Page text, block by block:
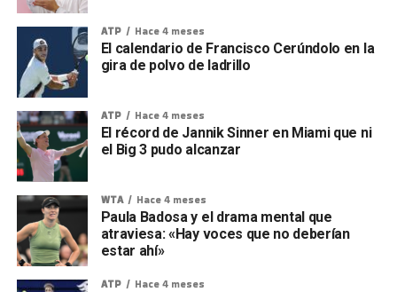
ATP Hace 4 meses
El calendario de Francisco Cerúndolo en la
gira de polvo de ladrillo
ATP Hace 4 meses
El récord de Jannik Sinner en Miami que ni
el Big 3 pudo alcanzar
WTA Hace 4 meses
Paula Badosa y el drama mental que
atraviesa: «Hay voces que no deberían
estar ahí»
ATP Hace 4 meses